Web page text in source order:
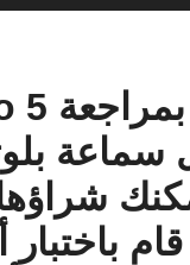
سماعة
باختبار